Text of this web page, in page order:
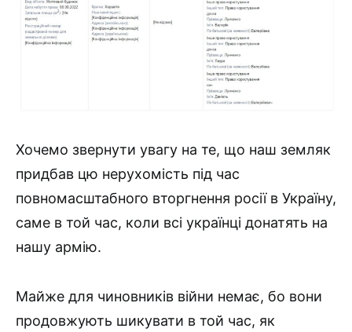
Хочемо звернути увагу на те, що наш земляк
придбав цю нерухомість під час
повномасштабного вторгнення росії в Україну,
саме в той час, коли всі українці донатять на
нашу армію.
Майже для чиновників війни немає, бо вони
продовжують шикувати в той час, як